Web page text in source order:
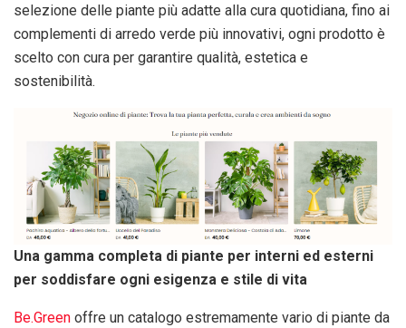
selezione delle piante più adatte alla cura quotidiana, fino ai
complementi di arredo verde più innovativi, ogni prodotto è
scelto con cura per garantire qualità, estetica e
sostenibilità.
Una gamma completa di piante per interni ed esterni
per soddisfare ogni esigenza e stile di vita
Be.Green offre un catalogo estremamente vario di piante da